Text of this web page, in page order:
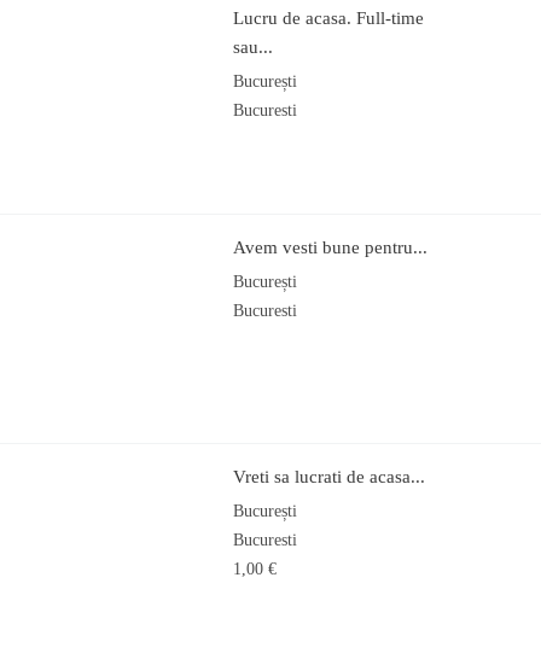
Lucru de acasa. Full-time
sau...
București
Bucuresti
Avem vesti bune pentru...
București
Bucuresti
Vreti sa lucrati de acasa...
București
Bucuresti
1,00 €